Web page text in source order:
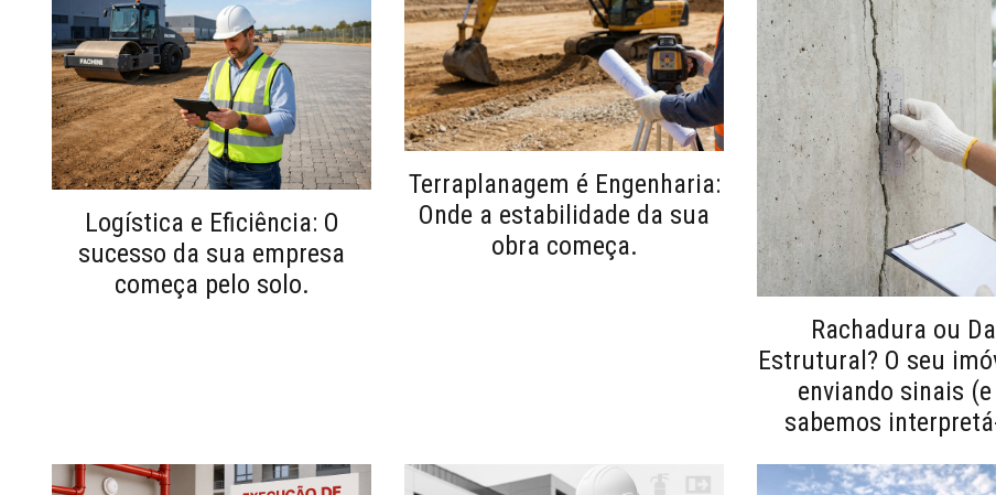
Logística e Eficiência: O
sucesso da sua empresa
começa pelo solo.
Terraplanagem é Engenharia:
Onde a estabilidade da sua
obra começa.
Rachadura ou
Estrutural? O seu
enviando sinais
sabemos